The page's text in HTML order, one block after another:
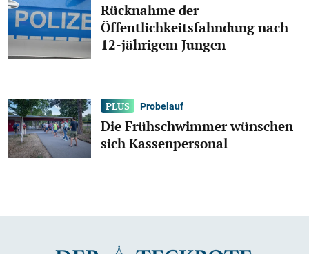
Rücknahme der
Öffentlichkeitsfahndung nach
12-jährigem Jungen
Probelauf
Die Frühschwimmer wünschen
sich Kassenpersonal